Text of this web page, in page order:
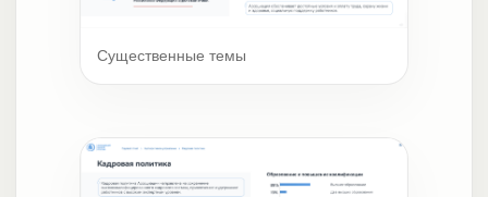
Существенные темы